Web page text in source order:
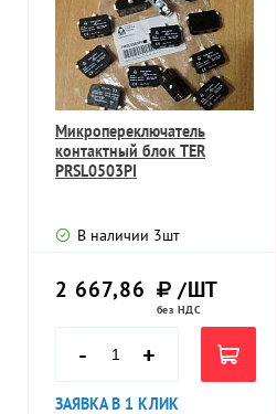
Микропереключатель
контактный блок TER
PRSL0503PI
В наличии 3шт
2 667,86 /ШТ
без НДС
- +
ЗАЯВКА В 1 КЛИК